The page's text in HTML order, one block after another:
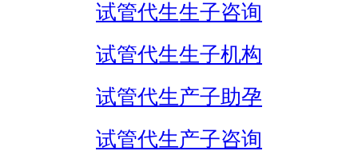
试管代生生子咨询
试管代生生子机构
试管代生产子助孕
试管代生产子咨询